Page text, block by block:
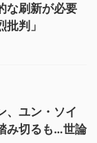
な刷新が必要
判」
、ユン・ソイ
み切るも…世論